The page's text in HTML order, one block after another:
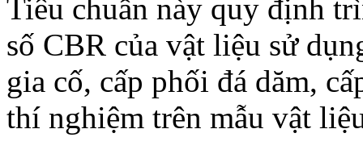
Tiêu chuẩn này quy định
số CBR của vật liệu sử
gia cố, cấp phối đá dăm,
thí nghiệm trên mẫu vật